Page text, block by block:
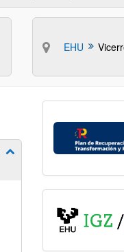
EHU
Mostrar/ocultar subpáginas